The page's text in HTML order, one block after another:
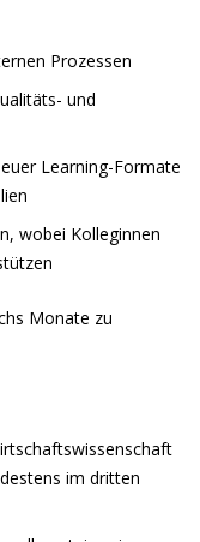
Prozessen
und
Learning-Formate
wobei Kolleginnen
Monate zu
im dritten